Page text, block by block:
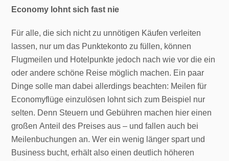
Economy lohnt sich fast nie
Für alle, die sich nicht zu unnötigen Käufen verleiten
lassen, nur um das Punktekonto zu füllen, können
Flugmeilen und Hotelpunkte jedoch nach wie vor die ein
oder andere schöne Reise möglich machen. Ein paar
Dinge solle man dabei allerdings beachten: Meilen für
Economyflüge einzulösen lohnt sich zum Beispiel nur
selten. Denn Steuern und Gebühren machen hier einen
großen Anteil des Preises aus – und fallen auch bei
Meilenbuchungen an. Wer ein wenig länger spart und
Business bucht, erhält also einen deutlich höheren